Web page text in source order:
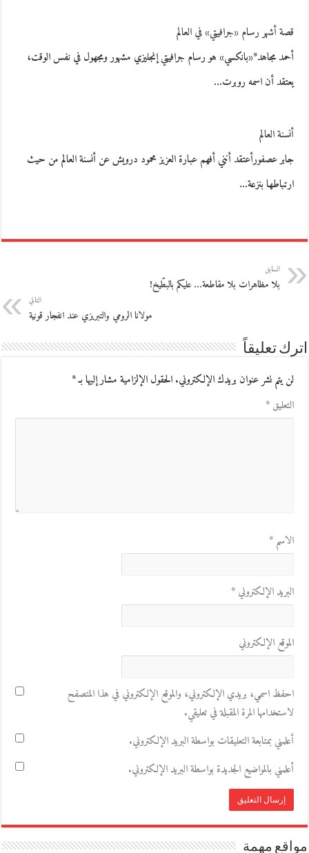
قصة أشهر رسام «جرافيتي» في العالم
أحمد مجاهد*«بانكسي» هو رسام جرافيتي إنجليزي مشهور ومجهول في نفس الوقت،
يعتقد أن اسمه روبرت…
أنسنة العالم
جابر عصفورأعتقد أنني أفهم عبارة العزيز محمود درويش عن أنسنة العالم من حيث
ارتباطها بنزعة…
السابق
بلا مظاهرات بلا مقاطعة… عليكم بالبطّيخ!
التالي
مولانا الرومي والتبريزي عند انفجار قونية
اترك تعليقاً
لن يتم نشر عنوان بريدك الإلكتروني.الحقول الإلزامية مشار إليها بـ*
التعليق*
الاسم*
البريد الإلكتروني*
الموقع الإلكتروني
احفظ اسمي، بريدي الإلكتروني، والموقع الإلكتروني في هذا المتصفح
لاستخدامها المرة المقبلة في تعليقي.
أعلمني بمتابعة التعليقات بواسطة البريد الإلكتروني.
أعلمني بالمواضيع الجديدة بواسطة البريد الإلكتروني.
مواقع مهمة